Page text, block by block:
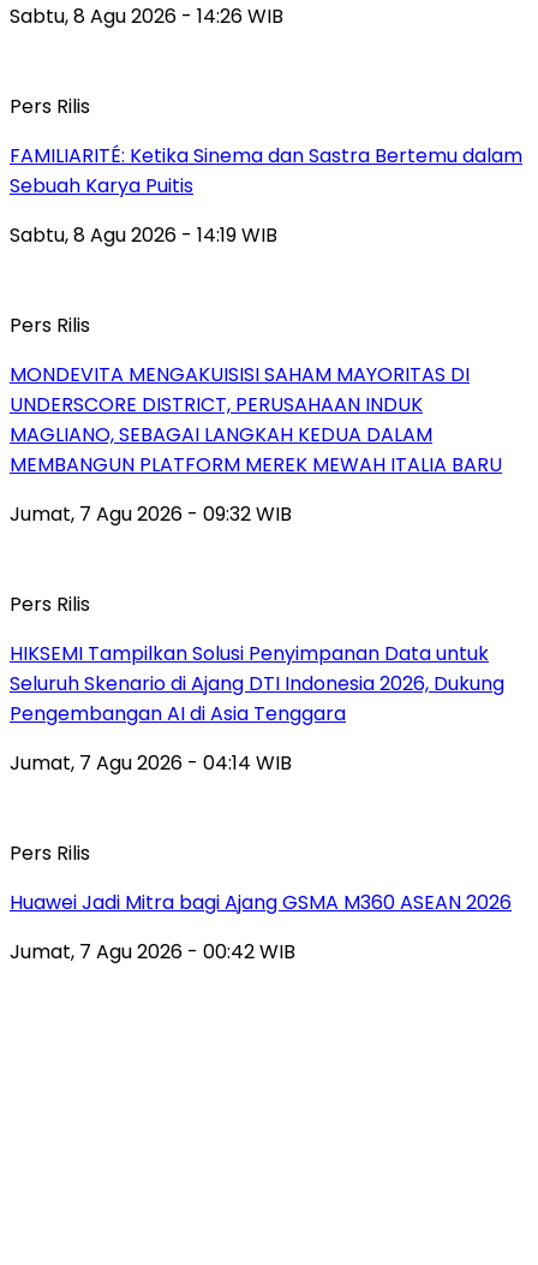
Sabtu, 8 Agu 2026 - 14:26 WIB
Pers Rilis
FAMILIARITÉ: Ketika Sinema dan Sastra Bertemu dalam
Sebuah Karya Puitis
Sabtu, 8 Agu 2026 - 14:19 WIB
Pers Rilis
MONDEVITA MENGAKUISISI SAHAM MAYORITAS DI
UNDERSCORE DISTRICT, PERUSAHAAN INDUK
MAGLIANO, SEBAGAI LANGKAH KEDUA DALAM
MEMBANGUN PLATFORM MEREK MEWAH ITALIA BARU
Jumat, 7 Agu 2026 - 09:32 WIB
Pers Rilis
HIKSEMI Tampilkan Solusi Penyimpanan Data untuk
Seluruh Skenario di Ajang DTI Indonesia 2026, Dukung
Pengembangan AI di Asia Tenggara
Jumat, 7 Agu 2026 - 04:14 WIB
Pers Rilis
Huawei Jadi Mitra bagi Ajang GSMA M360 ASEAN 2026
Jumat, 7 Agu 2026 - 00:42 WIB